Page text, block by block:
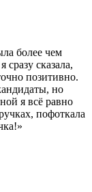
более чем
сразу сказала,
позитивно.
но
я всё равно
пофоткала